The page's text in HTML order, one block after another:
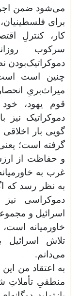
می‌شود ضمن
برای
کار، کنترلِ
سرکوب
دموکراتیک‌بودن
چنین است است
میراث‌بریِ
قوم یهود،
دموکراتیک نیز
گویی بار
گرفته است؛
و حفاظت از
غرب به
به نظر رسد که
دموکراسی نیز
اسرائیل و
خاورمیانه
تلاش
می‌دانم.
به اعتقاد من
منطقیِ تأملاتِ